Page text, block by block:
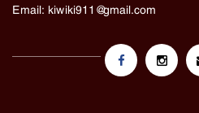
Email: kiwiki911@gmail.com